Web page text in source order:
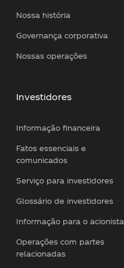
Nossa história
Governança corporativa
Nossas operações
Investidores
Informação financeira
Fatos essenciais e
comunicados
Serviço para investidores
Glossário de investidores
Informação para o acionista
Operações com partes
relacionadas